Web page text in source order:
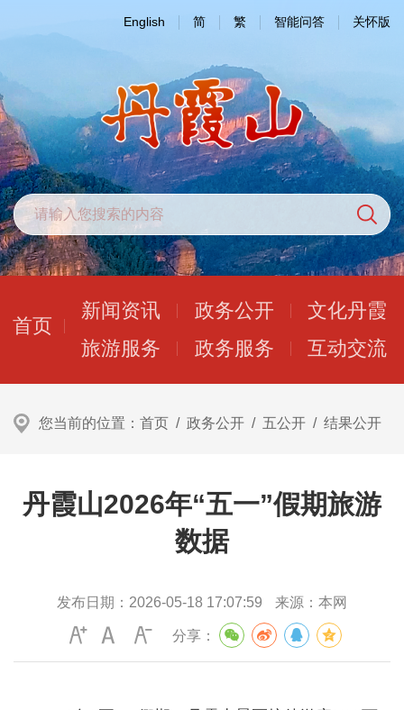
English 简 繁 智能问答 关怀版
首页
新闻资讯 政务公开
文化丹霞
旅游服务
政务服务 互动交流
您当前的位置： 首页 / 政务公开 / 五公开 / 结果公开
丹霞山2026年“五一”假期旅游
数据
发布日期： 2026-05-18 17:07:59 来源： 本网
分享：